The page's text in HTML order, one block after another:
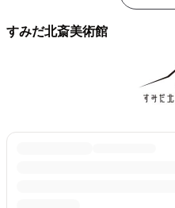
すみだ北斎美術館